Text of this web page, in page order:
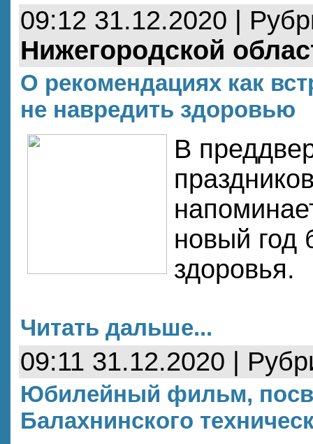
09:12 31.12.2020 |
Нижегородской
О рекомендациях как
не навредить здоровью
В
новый год
здоровья.
Читать дальше...
09:11 31.12.2020 |
Юбилейный фильм,
Балахнинского